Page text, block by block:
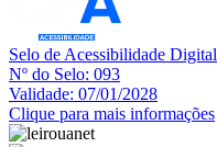
Selo de Acessibilidade Digital
Nº do Selo: 093
Validade: 07/01/2028
Clique para mais informações